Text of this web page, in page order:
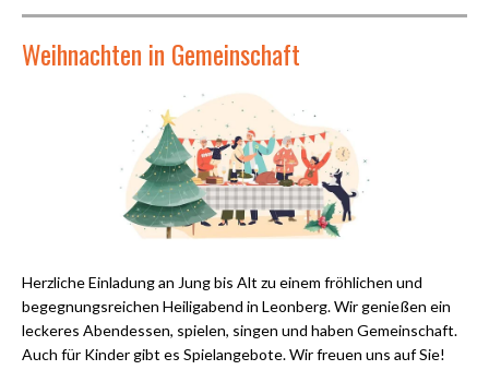
Weihnachten in Gemeinschaft
Herzliche Einladung an Jung bis Alt zu einem fröhlichen und
begegnungsreichen Heiligabend in Leonberg. Wir genießen ein
leckeres Abendessen, spielen, singen und haben Gemeinschaft.
Auch für Kinder gibt es Spielangebote. Wir freuen uns auf Sie!